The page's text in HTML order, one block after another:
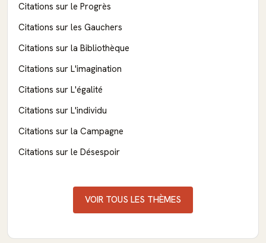
Citations sur le Progrès
Citations sur les Gauchers
Citations sur la Bibliothèque
Citations sur L'imagination
Citations sur L'égalité
Citations sur L'individu
Citations sur la Campagne
Citations sur le Désespoir
VOIR TOUS LES THÈMES